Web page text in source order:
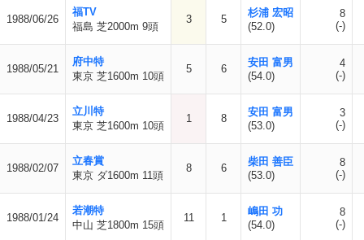
1988/06/26
福TV
福島 芝2000m 9頭
3 5
杉浦 宏昭
(52.0)
8
(-)
1988/05/21
府中特
東京 芝1600m 10頭
5 6
安田 富男
(54.0)
4
(-)
1988/04/23
立川特
東京 芝1600m 10頭
1 8
安田 富男
(53.0)
3
(-)
1988/02/07
立春賞
東京 ダ1600m 11頭
8 6
柴田 善臣
(53.0)
8
(-)
1988/01/24
若潮特
中山 芝1800m 15頭
11 1
嶋田 功
(54.0)
8
(-)